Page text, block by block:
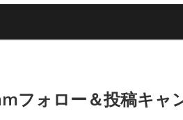
ォロー＆投稿キャ